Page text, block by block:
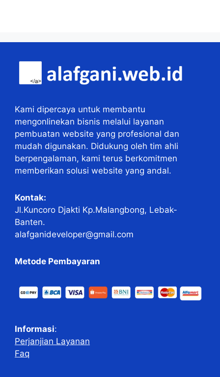
Kami dipercaya untuk membantu
mengonlinekan bisnis melalui layanan
pembuatan website yang profesional dan
mudah digunakan. Didukung oleh tim ahli
berpengalaman, kami terus berkomitmen
memberikan solusi website yang andal.
Kontak:
Jl.Kuncoro Djakti Kp.Malangbong, Lebak-
Banten.
alafganideveloper@gmail.com
Metode Pembayaran
Informasi:
Perjanjian Layanan
Faq